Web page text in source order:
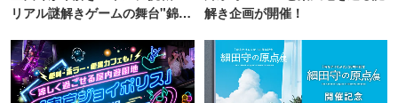
リアル謎解きゲームの舞台"錦糸
解き企画が開催！